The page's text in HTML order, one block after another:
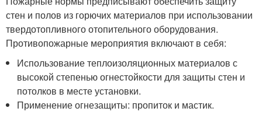
стен и полов из горючих материалов при использовании
твердотопливного отопительного оборудования.
Противопожарные мероприятия включают в себя:
Использование теплоизоляционных материалов с
высокой степенью огнестойкости для защиты стен и
потолков в месте установки.
Применение огнезащиты: пропиток и мастик.